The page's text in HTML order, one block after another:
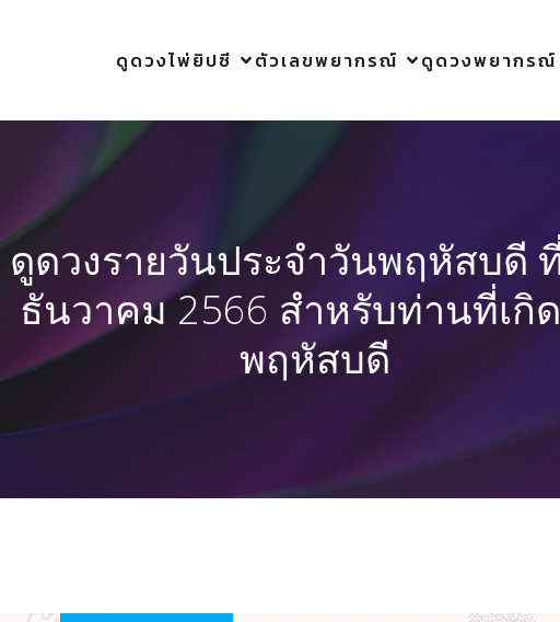
ดูดวงไพ่ยิปซี ตัวเลขพยากรณ์ ดูดวงพยากรณ์
ดูดวงรายวันประจำวันพฤหัสบดี
ธันวาคม 2566 สำหรับท่านที่เกิ
พฤหัสบดี